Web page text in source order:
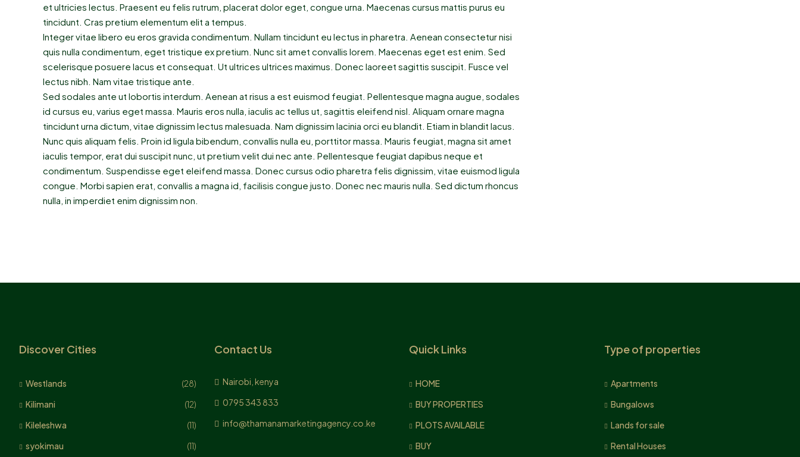
et ultricies lectus. Praesent eu felis rutrum, placerat dolor eget, congue urna. Maecenas cursus mattis purus eu
tincidunt. Cras pretium elementum elit a tempus.
Integer vitae libero eu eros gravida condimentum. Nullam tincidunt eu lectus in pharetra. Aenean consectetur nisi
quis nulla condimentum, eget tristique ex pretium. Nunc sit amet convallis lorem. Maecenas eget est enim. Sed
scelerisque posuere lacus et consequat. Ut ultrices ultrices maximus. Donec laoreet sagittis suscipit. Fusce vel
lectus nibh. Nam vitae tristique ante.
Sed sodales ante ut lobortis interdum. Aenean at risus a est euismod feugiat. Pellentesque magna augue, sodales
id cursus eu, varius eget massa. Mauris eros nulla, iaculis ac tellus ut, sagittis eleifend nisl. Aliquam ornare magna
tincidunt urna dictum, vitae dignissim lectus malesuada. Nam dignissim lacinia orci eu blandit. Etiam in blandit lacus.
Nunc quis aliquam felis. Proin id ligula bibendum, convallis nulla eu, porttitor massa. Mauris feugiat, magna sit amet
iaculis tempor, erat dui suscipit nunc, ut pretium velit dui nec ante. Pellentesque feugiat dapibus neque et
condimentum. Suspendisse eget eleifend massa. Donec cursus odio pharetra felis dignissim, vitae euismod ligula
congue. Morbi sapien erat, convallis a magna id, facilisis congue justo. Donec nec mauris nulla. Sed dictum rhoncus
nulla, in imperdiet enim dignissim non.
Discover Cities
Westlands
(28)
Kilimani
(12)
Kileleshwa
(11)
syokimau
(11)
Contact Us
Nairobi, kenya
0795 343 833
info@thamanamarketingagency.co.ke
Quick Links
HOME
BUY PROPERTIES
PLOTS AVAILABLE
BUY
Type of properties
Apartments
Bungalows
Lands for sale
Rental Houses